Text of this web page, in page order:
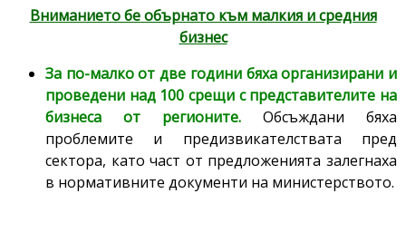
Вниманието бе обърнато към малкия и средния
бизнес
За по-малко от две години бяха организирани и
проведени над 100 срещи с представителите на
бизнеса от регионите. Обсъждани бяха
проблемите и предизвикателствата пред
сектора, като част от предложенията залегнаха
в нормативните документи на министерството.